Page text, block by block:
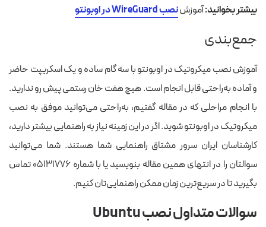
بیشتر بخوانید:آموزشنصب WireGuard در اوبونتو
جمع‌بندی
آموزش نصب میکروتیک در اوبونتو با سه گام ساده و یک اسکریپت حاضر
و آماده به‌راحتی قابل انجام است. هیچ هفت خان رستمی پیش رو ندارید.
با انجام مراحلی که در مقاله گفتیم، به‌راحتی می‌توانید موفق به نصب
میکروتیک در اوبونتو شوید. اگر در این زمینه نیاز به راهنمایی بیشتر دارید،
کارشناسان ایران سرور مشتاق راهنمایی شما هستند. شما می‌توانید
سوالتان را در انتهای همین مقاله بنویسید یا با شماره ۰۵۱۳۱۷۷۶ تماس
بگیرید تا در سریع‌ترین زمان ممکن راهنمایی‌تان کنیم.
سوالات متداول نصب Ubuntu